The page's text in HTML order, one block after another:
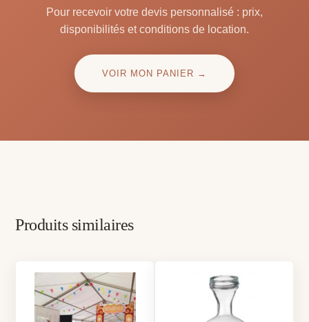
Pour recevoir votre devis personnalisé : prix,
disponibilités et conditions de location.
VOIR MON PANIER →
Produits similaires